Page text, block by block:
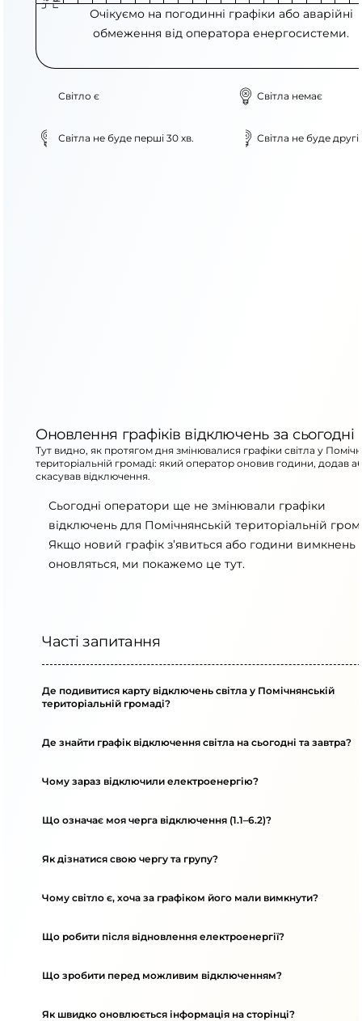
Очікуємо на погодинні графіки або аварійні
обмеження від оператора енергосистеми.
Світло є Світла немає
Світла не буде перші 30 хв. Світла не буде другі
Оновлення графіків відключень за сьогодні
Тут видно, як протягом дня змінювалися графіки світла у
територіальній громаді: який оператор оновив години, додав
скасував відключення.
Сьогодні оператори ще не змінювали графіки
відключень для Помічнянській територіальній
Якщо новий графік з’явиться або години вимкнень
оновляться, ми покажемо це тут.
Часті запитання
Де подивитися карту відключень світла у Помічнянській
територіальній громаді?
Де знайти графік відключення світла на сьогодні та завтра?
Чому зараз відключили електроенергію?
Що означає моя черга відключення (1.1–6.2)?
Як дізнатися свою чергу та групу?
Чому світло є, хоча за графіком його мали вимкнути?
Що робити після відновлення електроенергії?
Що зробити перед можливим відключенням?
Як швидко оновлюється інформація на сторінці?